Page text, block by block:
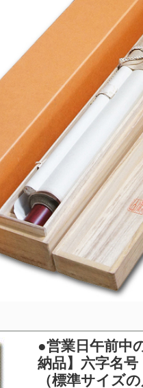
●営業日午前中
納品】六字名
（標準サイズ